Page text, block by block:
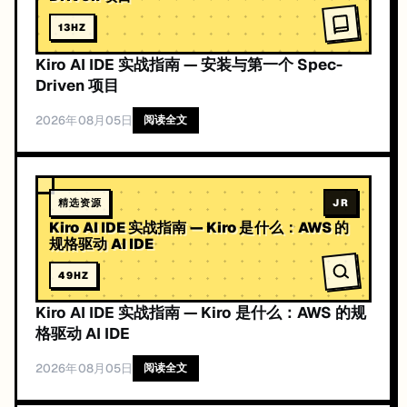
13HZ
Kiro AI IDE 实战指南 — 安装与第一个 Spec-
Driven 项目
2026年08月05日 阅读全文
精选资源 JR
Kiro AI IDE 实战指南 — Kiro 是什么：AWS 的
规格驱动 AI IDE
49HZ
Kiro AI IDE 实战指南 — Kiro 是什么：AWS 的规
格驱动 AI IDE
2026年08月05日 阅读全文